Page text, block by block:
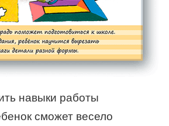
навыки работы
сможет весело